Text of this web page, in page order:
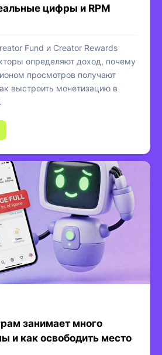
цифры и RPM
Fund и Creator Rewards
определяют доход, почему
просмотров получают
выстроить монетизацию в
занимает много
и как освободить место